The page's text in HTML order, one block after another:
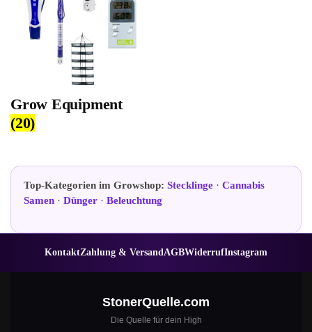
Grow Equipment
(20)
Top-Kategorien im Growshop: Stecklinge· Cannabis
Samen· Dünger· Beleuchtung
KontaktZahlung & VersandAGBWiderrufInstagram
StonerQuelle.com
Die Quelle für dein High